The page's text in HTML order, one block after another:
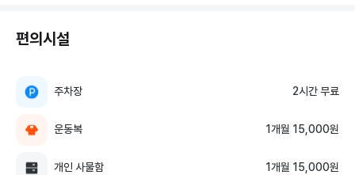
편의시설
주차장 2시간 무료
운동복 1개월 15,000원
개인 사물함 1개월 15,000원